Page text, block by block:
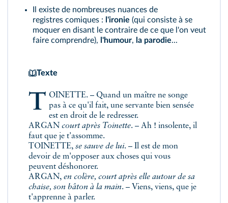
Il existe de nombreuses nuances de
registres comiques : l'ironie (qui consiste à se
moquer en disant le contraire de ce que l'on veut
faire comprendre), l'humour, la parodie...
Texte
TOINETTE. – Quand un maître ne songe pas à ce qu'il fait, une servante bien sensée
est en droit de le redresser.
ARGAN court après Toinette. – Ah ! insolente, il
faut que je t'assomme.
TOINETTE, se sauve de lui. – Il est de mon
devoir de m'opposer aux choses qui vous
peuvent déshonorer.
ARGAN, en colère, court après elle autour de sa
chaise, son bâton à la main. – Viens, viens, que je
t'apprenne à parler.